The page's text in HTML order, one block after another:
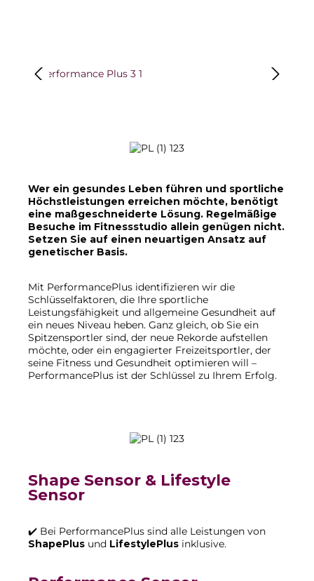
Bildergalerie überspringen
Wer ein gesundes Leben führen und sportliche
Höchstleistungen erreichen möchte, benötigt
eine maßgeschneiderte Lösung. Regelmäßige
Besuche im Fitnessstudio allein genügen nicht.
Setzen Sie auf einen neuartigen Ansatz auf
genetischer Basis.
Mit PerformancePlus identifizieren wir die
Schlüsselfaktoren, die Ihre sportliche
Leistungsfähigkeit und allgemeine Gesundheit auf
ein neues Niveau heben. Ganz gleich, ob Sie ein
Spitzensportler sind, der neue Rekorde aufstellen
möchte, oder ein engagierter Freizeitsportler, der
seine Fitness und Gesundheit optimieren will –
PerformancePlus ist der Schlüssel zu Ihrem Erfolg.
Shape Sensor & Lifestyle
Sensor
✔️ Bei PerformancePlus sind alle Leistungen von
ShapePlus und LifestylePlus inklusive.